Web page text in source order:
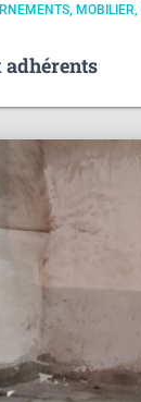
MOBILIER
adhérents